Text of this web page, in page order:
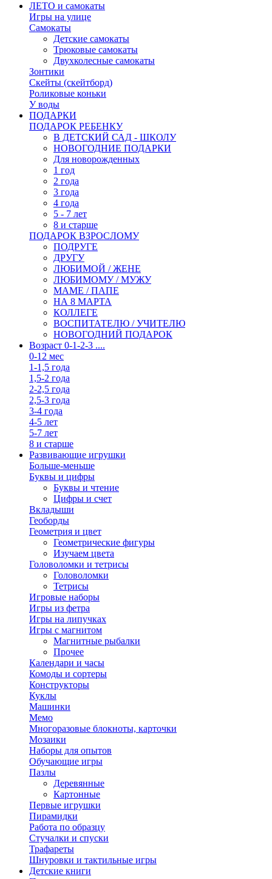
ЛЕТО и самокаты
Игры на улице
Самокаты
Детские самокаты
Трюковые самокаты
Двухколесные самокаты
Зонтики
Скейты (скейтборд)
Роликовые коньки
У воды
ПОДАРКИ
ПОДАРОК РЕБЕНКУ
В ДЕТСКИЙ САД - ШКОЛУ
НОВОГОДНИЕ ПОДАРКИ
Для новорожденных
1 год
2 года
3 года
4 года
5 - 7 лет
8 и старше
ПОДАРОК ВЗРОСЛОМУ
ПОДРУГЕ
ДРУГУ
ЛЮБИМОЙ / ЖЕНЕ
ЛЮБИМОМУ / МУЖУ
МАМЕ / ПАПЕ
НА 8 МАРТА
КОЛЛЕГЕ
ВОСПИТАТЕЛЮ / УЧИТЕЛЮ
НОВОГОДНИЙ ПОДАРОК
Возраст 0-1-2-3 ....
0-12 мес
1-1,5 года
1,5-2 года
2-2,5 года
2,5-3 года
3-4 года
4-5 лет
5-7 лет
8 и старше
Развивающие игрушки
Больше-меньше
Буквы и цифры
Буквы и чтение
Цифры и счет
Вкладыши
Геоборды
Геометрия и цвет
Геометрические фигуры
Изучаем цвета
Головоломки и тетрисы
Головоломки
Тетрисы
Игровые наборы
Игры из фетра
Игры на липучках
Игры с магнитом
Магнитные рыбалки
Прочее
Календари и часы
Комоды и сортеры
Конструкторы
Куклы
Машинки
Мемо
Многоразовые блокноты, карточки
Мозаики
Наборы для опытов
Обучающие игры
Пазлы
Деревянные
Картонные
Первые игрушки
Пирамидки
Работа по образцу
Стучалки и спуски
Трафареты
Шнуровки и тактильные игры
Детские книги